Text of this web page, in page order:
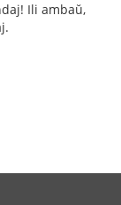
Ili ambaŭ,